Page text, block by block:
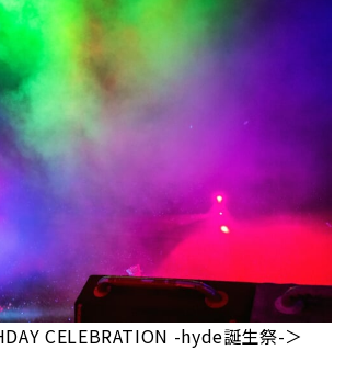
CELEBRATION -hyde誕生祭-＞